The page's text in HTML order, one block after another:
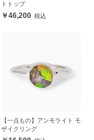
トトップ
46,200
【一点もの】アンモライト モ
ザイクリング